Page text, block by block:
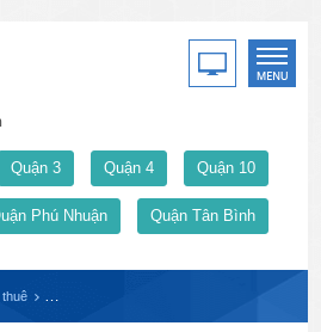
Quận 3 Quận 4 Quận 10
Phú Nhuận Quận Tân Bình
thuê